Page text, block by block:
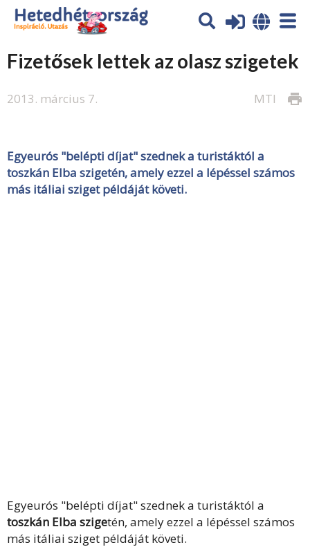
Fizetősek lettek az olasz szigetek
2013. március 7. print
MTI
Egyeurós "belépti díjat" szednek a turistáktól a
toszkán Elba szigetén, amely ezzel a lépéssel számos
más itáliai sziget példáját követi.
Egyeurós "belépti díjat" szednek a turistáktól a
toszkán Elba szigetén, amely ezzel a lépéssel számos
más itáliai sziget példáját követi.